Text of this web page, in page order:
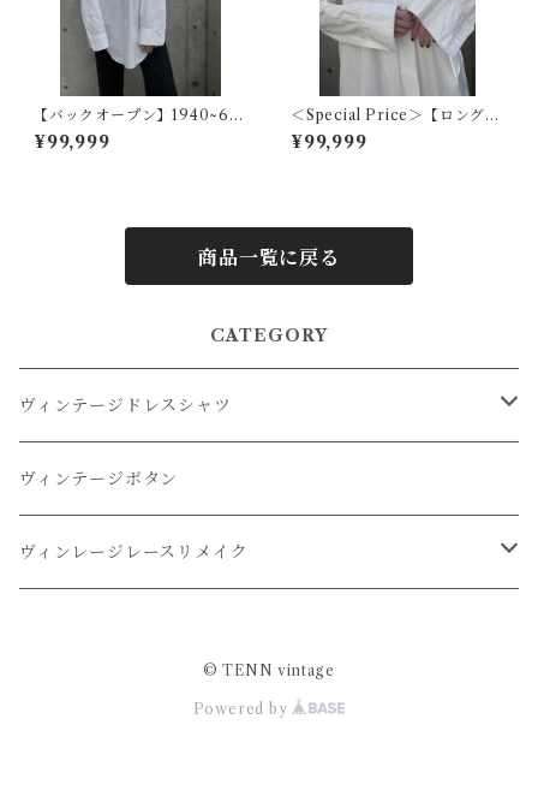
【バックオープン】1940~60
s アメリカヴィンテージドレス
シャツ
¥99,999
＜Special Price＞【ロングカ
ラーフレンチ】1920s フラン
スアンティークドレスシャツ
¥99,999
商品一覧に戻る
CATEGORY
ヴィンテージドレスシャツ
オーバーダイドレスシャツ
リメイクドレスシャツ
ヴィンテージボタン
ヴィンレージレースリメイク
© TENN vintage
Powered by